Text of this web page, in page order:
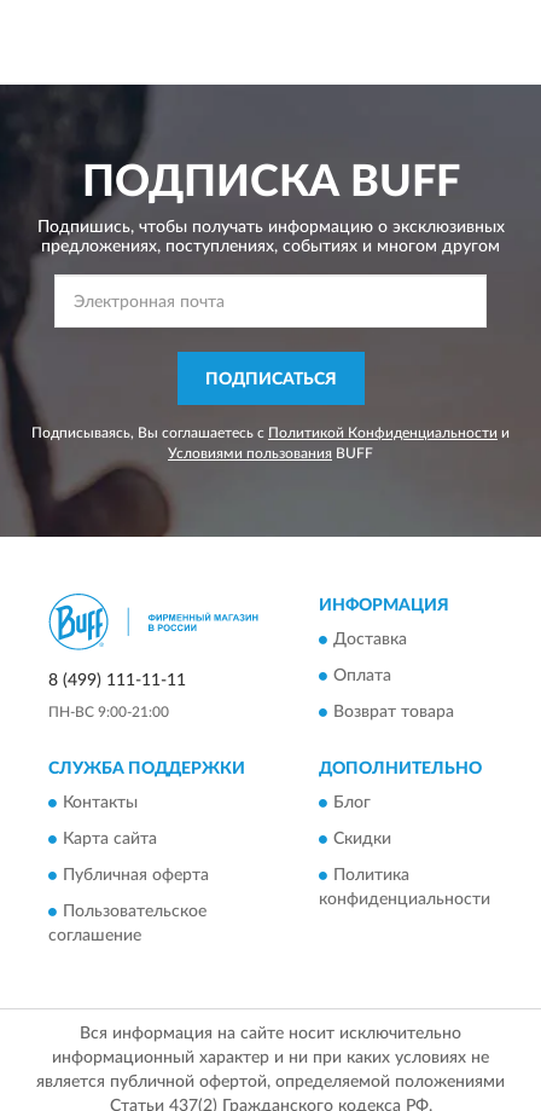
ПОДПИСКАBUFF
Подпишись, чтобы получать информацию о эксклюзивных
предложениях, поступлениях, событиях и многом другом
ПОДПИСАТЬСЯ
Подписываясь, Вы соглашаетесь с Политикой Конфиденциальности и
Условиями пользования BUFF
8 (499) 111-11-11
ПН-ВС 9:00-21:00
ИНФОРМАЦИЯ
Доставка
Оплата
Возврат товара
СЛУЖБА ПОДДЕРЖКИ
Контакты
Карта сайта
Публичная оферта
Пользовательское
соглашение
ДОПОЛНИТЕЛЬНО
Блог
Скидки
Политика
конфиденциальности
Вся информация на сайте носит исключительно
информационный характер и ни при каких условиях не
является публичной офертой, определяемой положениями
Статьи 437(2) Гражданского кодекса РФ.